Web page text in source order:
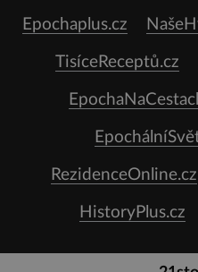
Epochaplus.cz
TisíceReceptů.cz
RezidenceOnline.cz
HistoryPlus.cz